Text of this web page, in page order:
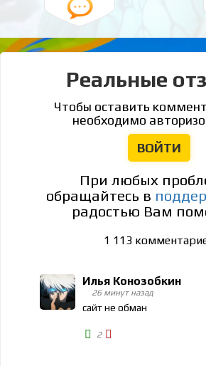
Реальные
Чтобы оставить
необходимо
ВОЙТИ
При любых
обращайтесь в
радостью Вам
1 113
Илья Конозобкин
26 минут назад
сайт не обман
2